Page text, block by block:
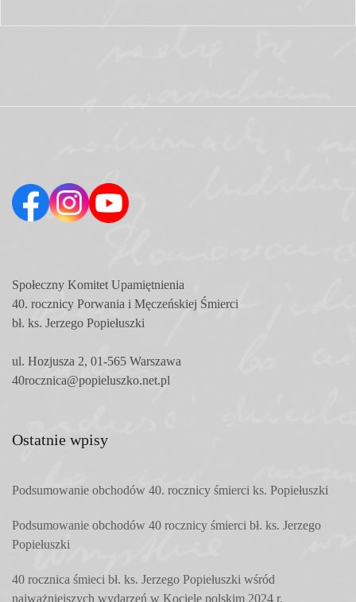
Społeczny Komitet Upamiętnienia
40. rocznicy Porwania i Męczeńskiej Śmierci
bł. ks. Jerzego Popiełuszki
ul. Hozjusza 2, 01-565 Warszawa
40rocznica@popieluszko.net.pl
Ostatnie wpisy
Podsumowanie obchodów 40. rocznicy śmierci ks. Popiełuszki
Podsumowanie obchodów 40 rocznicy śmierci bł. ks. Jerzego
Popiełuszki
40 rocznica śmieci bł. ks. Jerzego Popiełuszki wśród
najważniejszych wydarzeń w Kociele polskim 2024 r.